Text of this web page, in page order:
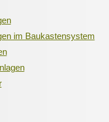
im Baukastensystem